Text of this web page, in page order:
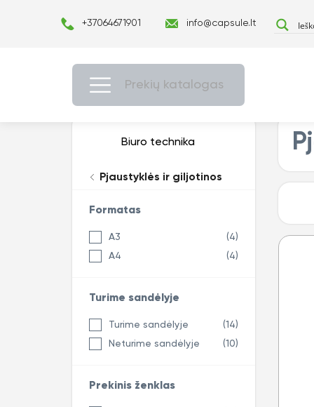
+37064671901 info@capsule.lt
Prekių katalogas
Biuro technika
Pjaustyklės ir giljotinos
Formatas
A3
(4)
A4
(4)
Turime sandėlyje
Turime sandėlyje
(14)
Neturime sandėlyje
(10)
Prekinis ženklas